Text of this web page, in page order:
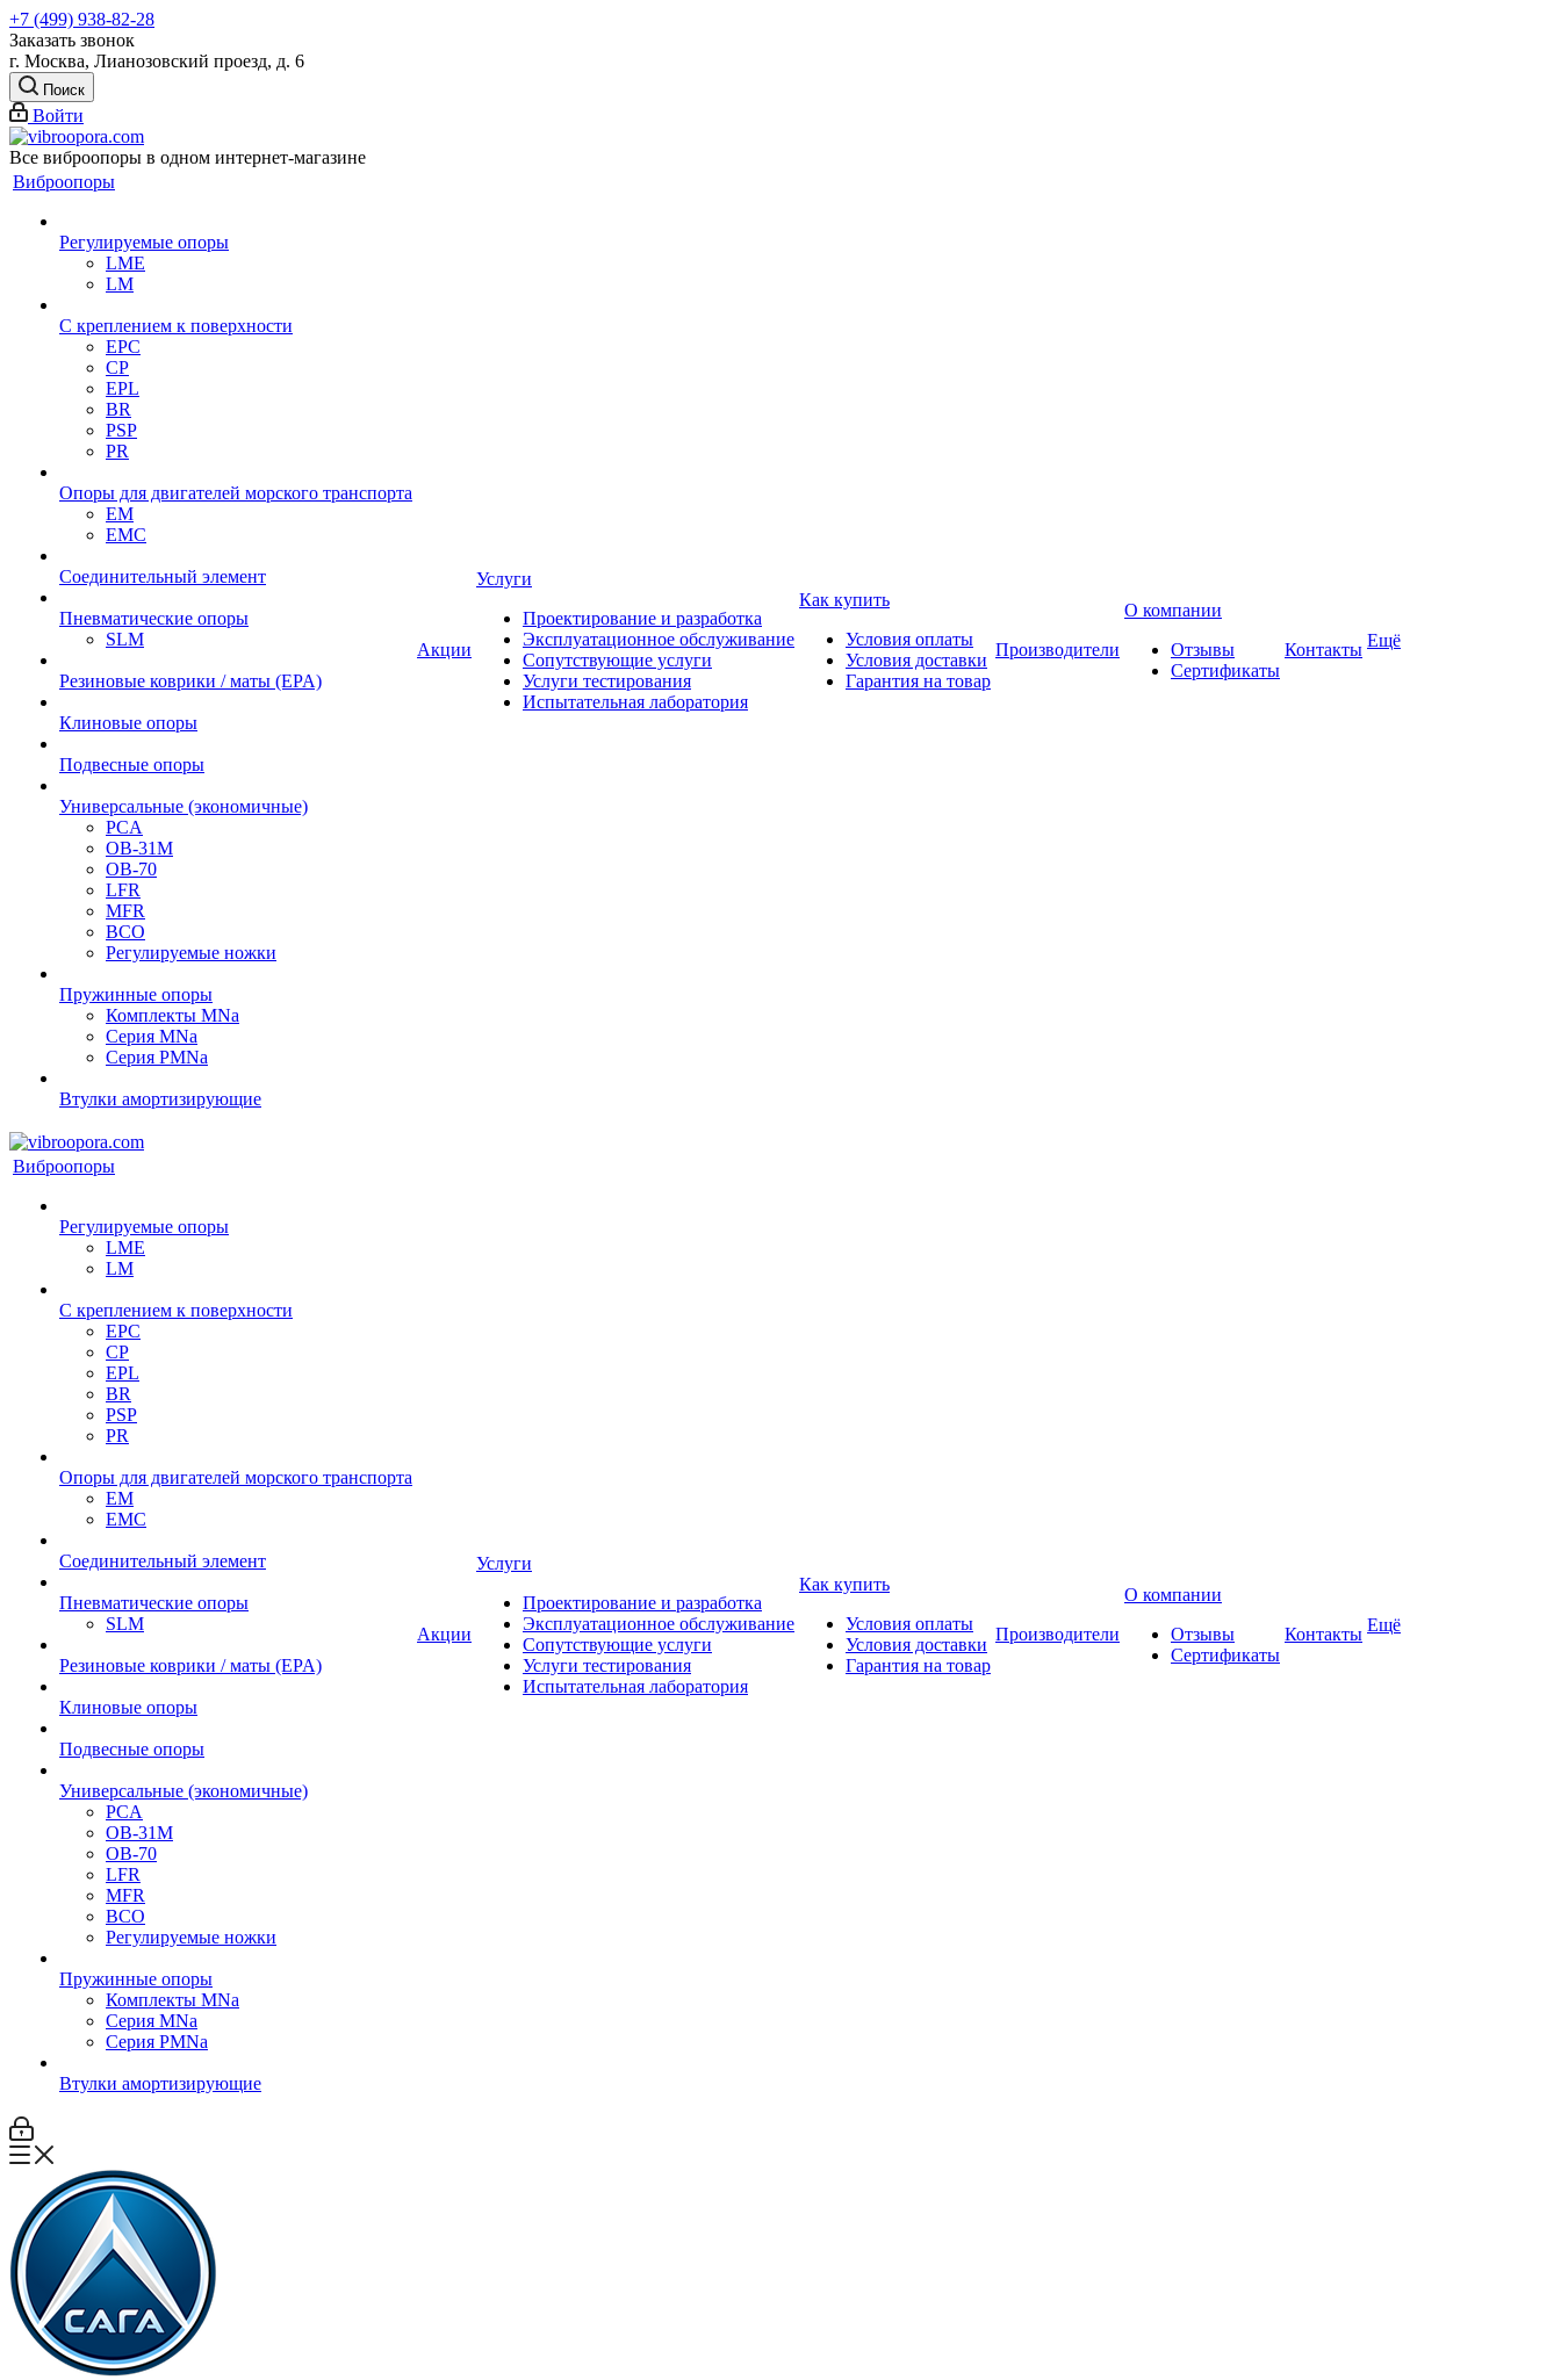
+7 (499) 938-82-28
Заказать звонок
г. Москва, Лианозовский проезд, д. 6
Поиск
Войти
Все виброопоры в одном интернет-магазине
Виброопоры
Регулируемые опоры
LME
LM
С креплением к поверхности
EPC
CP
EPL
BR
PSP
PR
Опоры для двигателей морского транспорта
EM
EMC
Cоединительный элемент
Пневматические опоры
SLM
Резиновые коврики / маты (EPA)
Клиновые опоры
Подвесные опоры
Универсальные (экономичные)
PCA
ОВ-31М
OB-70
LFR
MFR
ВСО
Регулируемые ножки
Пружинные опоры
Комплекты MNa
Серия MNa
Серия PMNa
Втулки амортизирующие
Акции
Услуги
Проектирование и разработка
Эксплуатационное обслуживание
Сопутствующие услуги
Услуги тестирования
Испытательная лаборатория
Как купить
Условия оплаты
Условия доставки
Гарантия на товар
Производители
О компании
Отзывы
Сертификаты
Контакты Ещё
Виброопоры
Регулируемые опоры
LME
LM
С креплением к поверхности
EPC
CP
EPL
BR
PSP
PR
Опоры для двигателей морского транспорта
EM
EMC
Cоединительный элемент
Пневматические опоры
SLM
Резиновые коврики / маты (EPA)
Клиновые опоры
Подвесные опоры
Универсальные (экономичные)
PCA
ОВ-31М
OB-70
LFR
MFR
ВСО
Регулируемые ножки
Пружинные опоры
Комплекты MNa
Серия MNa
Серия PMNa
Втулки амортизирующие
Акции
Услуги
Проектирование и разработка
Эксплуатационное обслуживание
Сопутствующие услуги
Услуги тестирования
Испытательная лаборатория
Как купить
Условия оплаты
Условия доставки
Гарантия на товар
Производители
О компании
Отзывы
Сертификаты
Контакты Ещё